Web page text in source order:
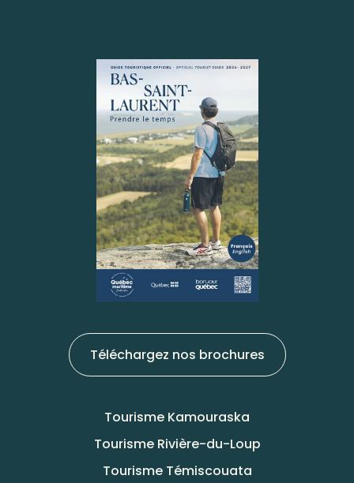
Téléchargez nos brochures
Tourisme Kamouraska
Tourisme Rivière-du-Loup
Tourisme Témiscouata